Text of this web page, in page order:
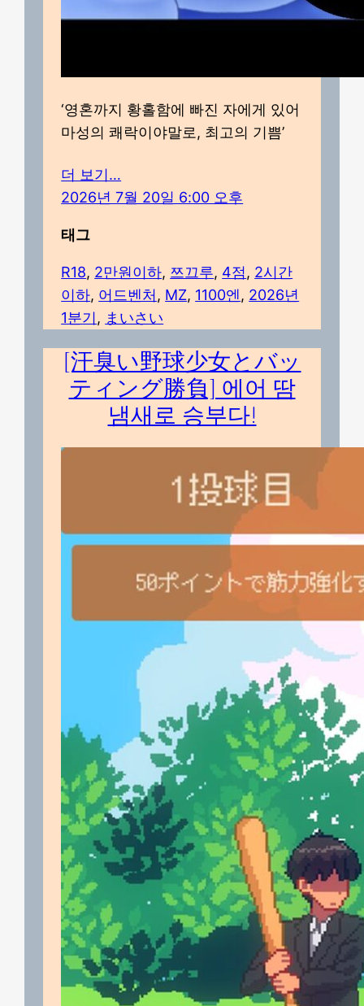
‘영혼까지 황홀함에 빠진 자에게 있어
마성의 쾌락이야말로, 최고의 기쁨’
더 보기…
2026년 7월 20일 6:00 오후
태그
R18, 2만원이하, 쯔끄루, 4점, 2시간
이하, 어드벤처, MZ, 1100엔, 2026년
1분기, まいさい
[汗臭い野球少女とバッ
ティング勝負] 에어 땀
냄새로 승부다!